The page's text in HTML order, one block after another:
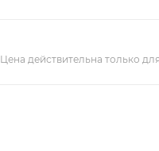
Цена действительна только